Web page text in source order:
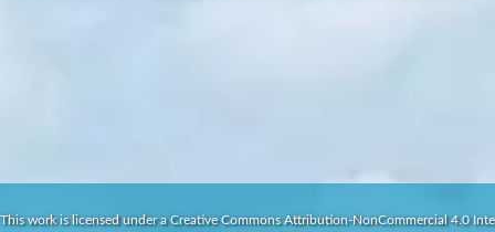
This work is licensed under a Creative Commons Attribution-NonCommercial 4.0 Inte